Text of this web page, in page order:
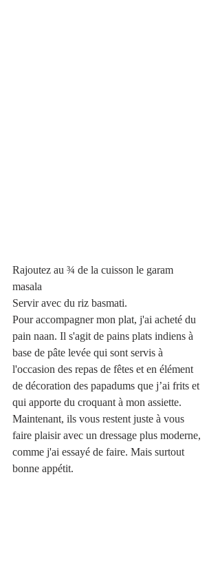
Rajoutez au ¾ de la cuisson le garam
masala
Servir avec du riz basmati.
Pour accompagner mon plat, j'ai acheté du
pain naan. Il s'agit de pains plats indiens à
base de pâte levée qui sont servis à
l'occasion des repas de fêtes et en élément
de décoration des papadums que j’ai frits et
qui apporte du croquant à mon assiette.
Maintenant, ils vous restent juste à vous
faire plaisir avec un dressage plus moderne,
comme j'ai essayé de faire. Mais surtout
bonne appétit.